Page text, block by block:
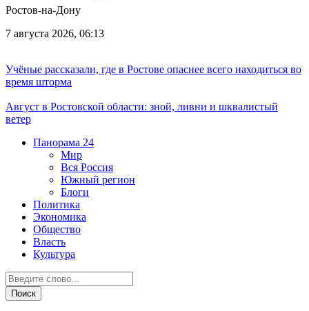
Ростов-на-Дону
7 августа 2026, 06:13
Учёные рассказали, где в Ростове опаснее всего находиться во
время шторма
Август в Ростовской области: зной, ливни и шквалистый
ветер
Панорама 24
Мир
Вся Россия
Южный регион
Блоги
Политика
Экономика
Общество
Власть
Культура